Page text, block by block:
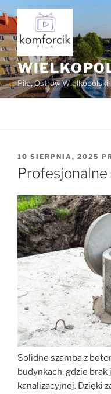
Przejdź
do
treści
Piła, Ostrów
OPUBLIKOWANE
W
10 SIERPNIA, 2025
Solidne szamba z
budynkach, gdzie
kanalizacyjnej. Dzięki